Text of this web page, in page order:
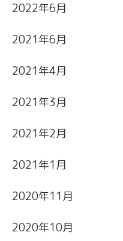
2022年6月
2021年6月
2021年4月
2021年3月
2021年2月
2021年1月
2020年11月
2020年10月